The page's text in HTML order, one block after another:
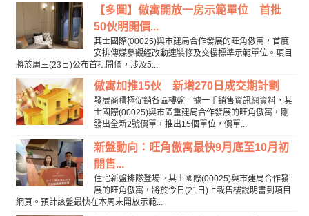
【多圖】傲寓開放一房示範單位 首批
50伙明開價...
其士國際(00025)與市建局合作發展的旺角傲寓，首度
安排傳媒參觀經改動連裝修及交樓標準示範單位。項目
將於周三(23日)公布首批開價，涉及5...
傲寓加推15伙 新增270日成交期計劃
發展商積極促銷各區樓盤。據一手銷售資訊網資料，其
士國際(00025)與市區重建局合作發展的旺角傲寓，剛
發出全新2號價單，推出15個單位，價單...
新盤動向：旺角傲寓最快9月底至10月初
開售...
住宅新盤排隊登場。其士國際(00025)與市建局合作發
展的旺角傲寓，將於今日(21日)上載售樓說明書到項目
網頁。預計該盤最快在本周末開放示範...